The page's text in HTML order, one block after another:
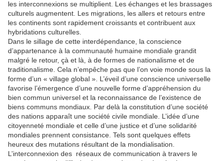
les interconnexions se multiplient. Les échanges et les brassages
culturels augmentent. Les migrations, les allers et retours entre
les continents sont rapidement croissants et contribuent aux
hybridations culturelles.
Dans le sillage de cette interdépendance, la conscience
d’appartenance à la communauté humaine mondiale grandit
malgré le retour, çà et là, à de formes de nationalisme et de
traditionalisme. Cela n’empêche pas que l’on voie monde sous la
forme d’un « village global ». L’éveil d’une conscience universelle
favorise l’émergence d’une nouvelle forme d’appréhension du
bien commun universel et la reconnaissance de l’existence de
biens communs mondiaux. Par delà la constitution d’une société
des nations apparaît une société civile mondiale. L’idée d’une
citoyenneté mondiale et celle d’une justice et d’une solidarité
mondiales prennent consistance. Tels sont quelques effets
heureux des mutations résultant de la mondialisation.
L’interconnexion des réseaux de communication à travers le